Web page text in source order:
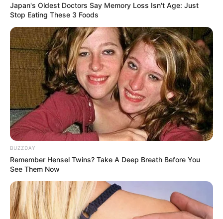
Japan's Oldest Doctors Say Memory Loss Isn't Age: Just
Stop Eating These 3 Foods
BUZZDAY
Remember Hensel Twins? Take A Deep Breath Before You
See Them Now